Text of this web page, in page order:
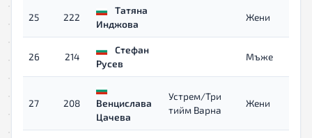
25 222
Татяна
Инджова
Жени
26 214
Стефан
Русев
Мъже
27 208
Венцислава
Цачева
Устрем/Три
тийм Варна
Жени